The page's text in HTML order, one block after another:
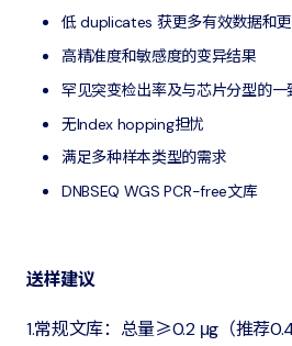
低 duplicates 获更多有效数据和
高精准度和敏感度的变异结果
罕见突变检出率及与芯片分型的一
无Index hopping担忧
满足多种样本类型的需求
DNBSEQ WGS PCR-free文库
送样建议
1.常规文库：总量≥0.2 μg（推荐